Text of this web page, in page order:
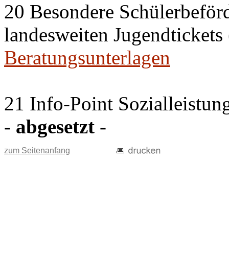
20 Besondere
landesweiten
Beratungsunterlagen
21 Info-Point
- abgesetzt -
zum Seitenanfang